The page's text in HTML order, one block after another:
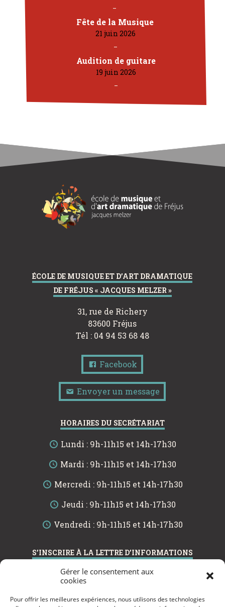
Gérer le consentement aux
cookies
Pour offrir les meilleures expériences, nous utilisons des technologies
Fête de la Musique
21 juin 2026
Audition de guitare
19 juin 2026
ÉCOLE DE MUSIQUE ET D’ART DRAMATIQUE
DE FRÉJUS « JACQUES MELZER »
31, rue de Richery
83600 Fréjus
Tél : 04 94 53 68 48
Facebook
Envoyer un message
HORAIRES DU SECRÉTARIAT
Lundi : 9h-11h15 et 14h-17h30
Mardi : 9h-11h15 et 14h-17h30
Mercredi : 9h-11h15 et 14h-17h30
Jeudi : 9h-11h15 et 14h-17h30
Vendredi : 9h-11h15 et 14h-17h30
S’INSCRIRE À LA LETTRE D’INFORMATIONS